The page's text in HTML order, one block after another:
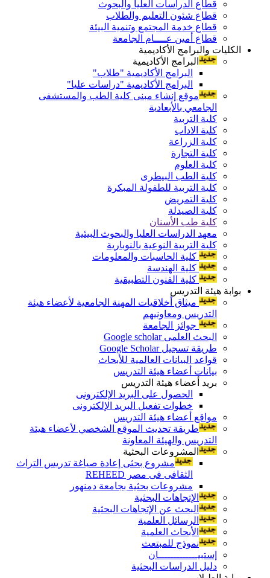
قطاع الدراسات العليا والبحوث
قطاع شئون التعليم والطلاب
قطاع خدمة المجتمع وتنمية البيئة
قطاع أمين عــــام الجامعة
الكليات والبرامج الأكاديمية
البرامج الأكاديمية
البرامج الأكاديمية "طلاب"
البرامج الأكاديمية "دراسات عليا"
موقع إنشاء مبنى كلية الطب والمستشفى
الجامعي بالأبعادية
كلية التربية
كلية الاداب
كلية الزراعة
كلية التجارة
كلية العلوم
كلية الطب البيطرى
كلية التربية للطفولة المبكرة
كلية التمريض
كلية الصيدلة
كلية طب الأسنان
معهد الدراسات العليا والبحوث البيئية
كلية التربية النوعية بالنوبارية
كلية الحاسبات والمعلومات
كلية الهندسة
كلية الفنون التطبيقية
بوابة هيئة التدريس
ميثاق أخلاقيات المهنة الجامعية لأعضاء هيئة
التدريس ومعاونيهم
جوائز الجامعة
البحث العلمى Google scholar
طريقة تسجيل Google Scholar
قواعد البيانات العالمية للأبحاث
بيانات أعضاء هيئة التدريس
بريد أعضاء هيئة التدريس
الحصول على البريد الإلكترونى
خطوات تفعيل البريد الإلكترونى
مواقع أعضاء هيئة التدريس
طريقة تحديث الموقع الشخصي لأعضاء هيئة
التدريس والهيئة المعاونة
المشروعات البحثية
مشروع بحثى إعادة صياغة تدريس التراث
الثقافى فى مصر REHEED
مشروعات بحثية بجامعة دمنهور
الإتجاهات البحثية
البحث عن الإتجاهات البحثية
الرسائل العلمية
الأبحاث العلمية
نموذج للمبتعث
إستبيـــــــــــــان
دليل الدراسات البحثية